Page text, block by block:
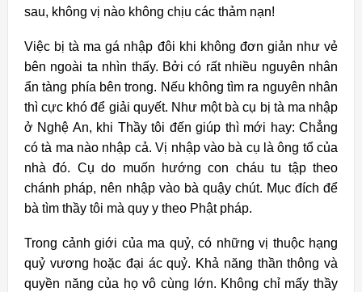
sau, không vị nào không chịu các thảm nạn!
Việc bị tà ma gá nhập đôi khi không đơn giản như vẻ
bên ngoài ta nhìn thấy. Bởi có rất nhiều nguyên nhân
ẩn tàng phía bên trong. Nếu không tìm ra nguyên nhân
thì cực khó để giải quyết. Như một bà cụ bị tà ma nhập
ở Nghệ An, khi Thầy tôi đến giúp thì mới hay: Chẳng
có tà ma nào nhập cả. Vị nhập vào bà cụ là ông tổ của
nhà đó. Cụ do muốn hướng con cháu tu tập theo
chánh pháp, nên nhập vào bà quậy chút. Mục đích để
bà tìm thầy tôi mà quy y theo Phật pháp.
Trong cảnh giới của ma quỷ, có những vị thuộc hạng
quỷ vương hoặc đại ác quỷ. Khả năng thần thông và
quyền năng của họ vô cùng lớn. Không chỉ mấy thầy